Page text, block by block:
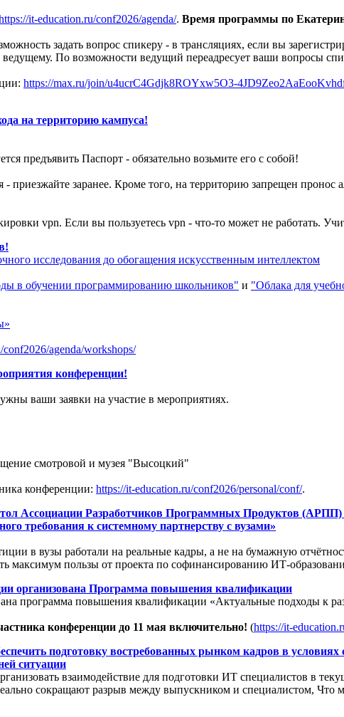
it-education.ru/conf2026/agenda/. Время программы по
задать вопрос спикеру - в трансляциях, если вы
По возможности ведущий переадресует ваши вопросы
https://max.ru/join/u4ucrC4Gdjk8ROYxw5O3-
на территорию кампуса!
предъявить Паспорт - обязательно возьмите его с собой!
- приезжайте заранее. Кроме того, на территорию запрещен
vpn. Если вы пользуетесь vpn - что-то может не работать.
исследования до обогащения искусственным интеллектом
в обучении программированию школьников" и "Облака для
agenda/workshops/
конференции!
ваши заявки на участие в мероприятиях.
смотровой и музея "Высоцкий"
конференции: https://it-education.ru/conf2026/personal/conf/.
Ассоциации Разработчиков Программных Продуктов
требования к системному партнерству с вузами»
в вузы работали на реальные кадры, а не на бумажную
максимум пользы от проекта по софинансированию ИТ-
организована Программа повышения квалификации
программа повышения квалификации «Актуальные подходы к
конференции до 11 мая включительно! (https://it-
подготовку востребованных рынком кадров в
ситуации
взаимодействие для подготовки ИТ специалистов в
сокращают разрыв между выпускником и специалистом,